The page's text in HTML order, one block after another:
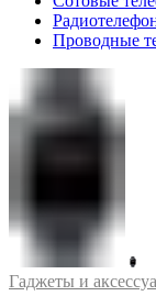
Проводные
Гаджеты и